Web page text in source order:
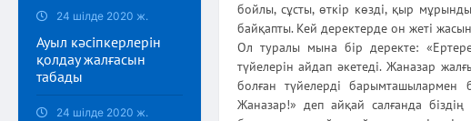
24 шілде 2020 ж.
Ауыл кәсіпкерлерін
қолдау жалғасын
табады
24 шілде 2020 ж.
бойлы, сұсты, өткір көзді, қыр
байқапты. Кей деректерде он жеті
Ол туралы мына бір деректе:
түйелерін айдап әкетеді. Жаназар
болған түйелерді
Жаназар!» деп айқай салғанда